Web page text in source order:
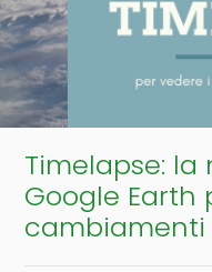
Timelapse:
Google Earth
cambiamenti